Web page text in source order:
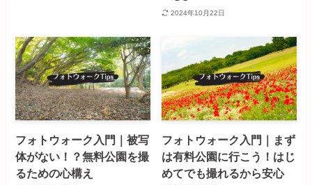
2024年10月22日
フォトウォーク入門｜被写
体がない！？無料公園を撮
るための心構え
フォトウォーク入門｜まず
は有料公園に行こう！はじ
めてでも撮れるから安心